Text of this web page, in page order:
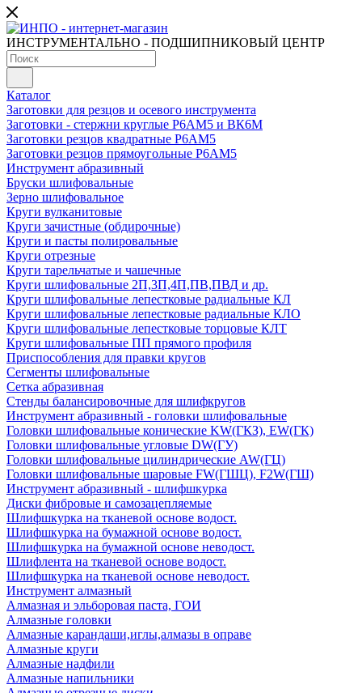
ИНСТРУМЕНТАЛЬНО - ПОДШИПНИКОВЫЙ ЦЕНТР
Каталог
Заготовки для резцов и осевого инструмента
Заготовки - стержни круглые Р6АМ5 и ВК6М
Заготовки резцов квадратные Р6АМ5
Заготовки резцов прямоугольные Р6АМ5
Инструмент абразивный
Бруски шлифовальные
Зерно шлифовальное
Круги вулканитовые
Круги зачистные (обдирочные)
Круги и пасты полировальные
Круги отрезные
Круги тарельчатые и чашечные
Круги шлифовальные 2П,3П,4П,ПВ,ПВД и др.
Круги шлифовальные лепестковые радиальные КЛ
Круги шлифовальные лепестковые радиальные КЛО
Круги шлифовальные лепестковые торцовые КЛТ
Круги шлифовальные ПП прямого профиля
Приспособления для правки кругов
Сегменты шлифовальные
Сетка абразивная
Стенды балансировочные для шлифкругов
Инструмент абразивный - головки шлифовальные
Головки шлифовальные конические KW(ГКЗ), EW(ГК)
Головки шлифовальные угловые DW(ГУ)
Головки шлифовальные цилиндрические AW(ГЦ)
Головки шлифовальные шаровые FW(ГШЦ), F2W(ГШ)
Инструмент абразивный - шлифшкурка
Диски фибровые и самозацепляемые
Шлифшкурка на тканевой основе водост.
Шлифшкурка на бумажной основе водост.
Шлифшкурка на бумажной основе неводост.
Шлифлента на тканевой основе водост.
Шлифшкурка на тканевой основе неводост.
Инструмент алмазный
Алмазная и эльборовая паста, ГОИ
Алмазные головки
Алмазные карандаши,иглы,алмазы в оправе
Алмазные круги
Алмазные надфили
Алмазные напильники